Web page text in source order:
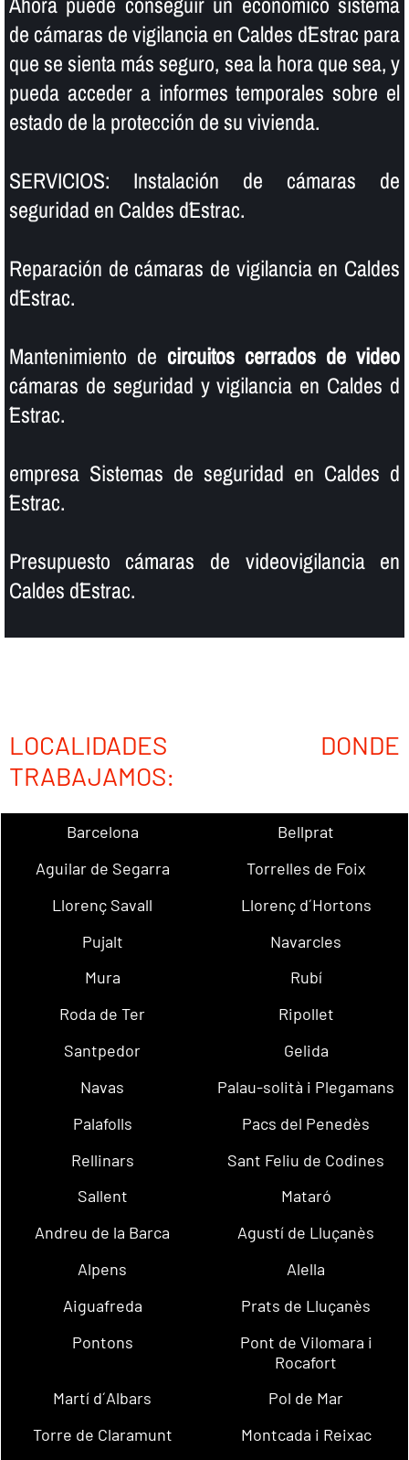
de cámaras de vigilancia en Caldes d´Estrac para
que se sienta más seguro, sea la hora que sea, y
pueda acceder a informes temporales sobre el
estado de la protección de su vivienda.
SERVICIOS: Instalación de cámaras de
seguridad en Caldes d´Estrac.
Reparación de cámaras de vigilancia en Caldes
d´Estrac.
Mantenimiento de circuitos cerrados de video
cámaras de seguridad y vigilancia en Caldes d
´Estrac.
empresa Sistemas de seguridad en Caldes d
´Estrac.
Presupuesto cámaras de videovigilancia en
Caldes d´Estrac.
LOCALIDADES DONDE
TRABAJAMOS:
Barcelona
Bellprat
Aguilar de Segarra
Torrelles de Foix
Llorenç Savall
Llorenç d´Hortons
Pujalt
Navarcles
Mura
Rubí
Roda de Ter
Ripollet
Santpedor
Gelida
Navas
Palau-solità i Plegamans
Palafolls
Pacs del Penedès
Rellinars
Sant Feliu de Codines
Sallent
Mataró
Andreu de la Barca
Agustí de Lluçanès
Alpens
Alella
Aiguafreda
Prats de Lluçanès
Pontons
Pont de Vilomara i
Rocafort
Martí d´Albars
Pol de Mar
Torre de Claramunt
Montcada i Reixac